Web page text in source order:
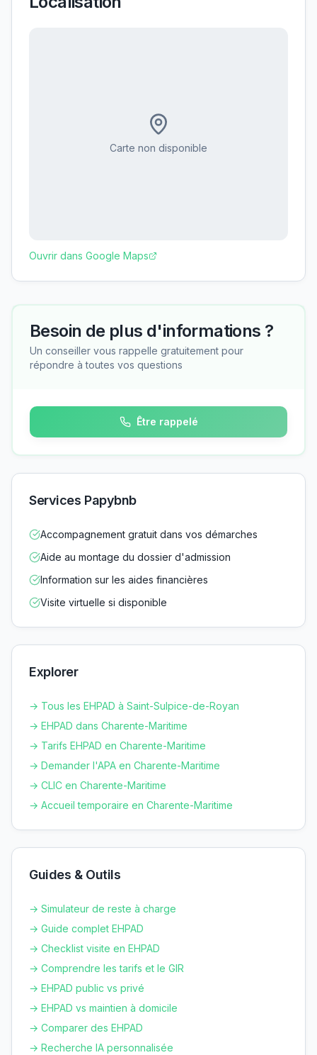
Carte non disponible
Ouvrir dans Google Maps
Besoin de plus d'informations ?
Un conseiller vous rappelle gratuitement pour
répondre à toutes vos questions
Être rappelé
Services Papybnb
Accompagnement gratuit dans vos démarches
Aide au montage du dossier d'admission
Information sur les aides financières
Visite virtuelle si disponible
Explorer
→ Tous les EHPAD à Saint-Sulpice-de-Royan
→ EHPAD dans Charente-Maritime
→ Tarifs EHPAD en Charente-Maritime
→ Demander l'APA en Charente-Maritime
→ CLIC en Charente-Maritime
→ Accueil temporaire en Charente-Maritime
Guides & Outils
→ Simulateur de reste à charge
→ Guide complet EHPAD
→ Checklist visite en EHPAD
→ Comprendre les tarifs et le GIR
→ EHPAD public vs privé
→ EHPAD vs maintien à domicile
→ Comparer des EHPAD
→ Recherche IA personnalisée